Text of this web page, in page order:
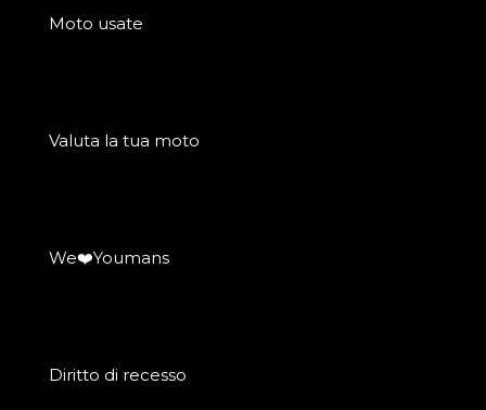
Moto usate
Valuta la tua moto
We❤️Youmans
Diritto di recesso